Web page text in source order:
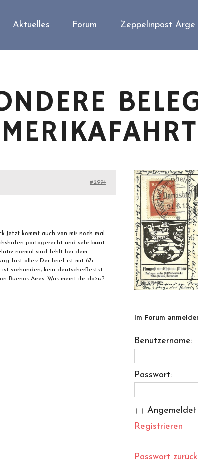
Aktuelles Forum Zeppelinpost Arge
#2994
kommt auch von mir noch mal
portogerecht und sehr bunt
normal sind fehlt bei dem
fast alles: Der brief ist mit 67c
vorhanden, kein deutscherBestst.
Buenos Aires. Was meint ihr dazu?
Im Forum
Benutzername:
Passwort:
Registrieren
Passwort